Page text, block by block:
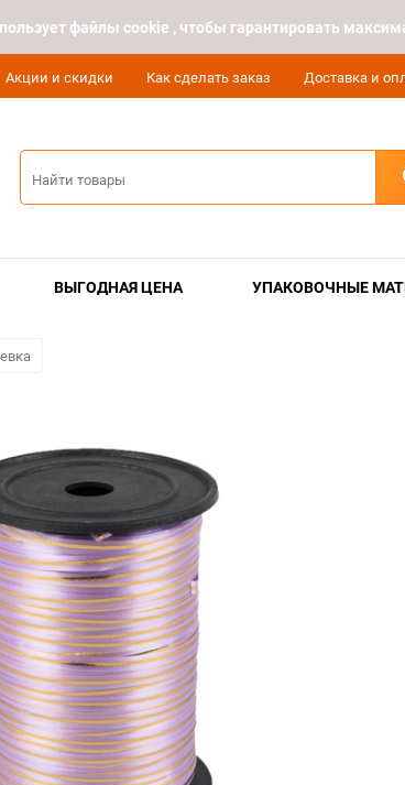
файлы cookie , чтобы гарантировать
Акции и скидки Как сделать заказ Доставка и
ВЫГОДНАЯ ЦЕНА УПАКОВОЧНЫЕ